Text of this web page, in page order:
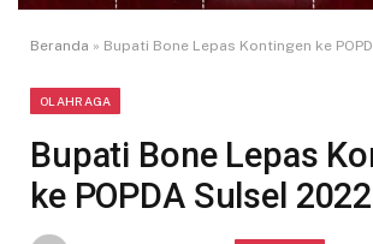
Beranda » Bupati Bone Lepas Kontingen ke
OLAHRAGA
Bupati Bone Lepas
ke POPDA Sulsel 2022